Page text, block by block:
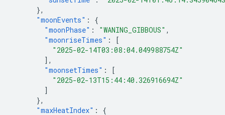
},
"moonEvents" :
{
"moonPhase" : "WANING_GIBBOUS" ,
"moonriseTimes" :
[
"2025-02-14T03:08:04.049988754Z"
],
"moonsetTimes" :
[
"2025-02-13T15:44:40.326916694Z"
]
},
"maxHeatIndex" :
{